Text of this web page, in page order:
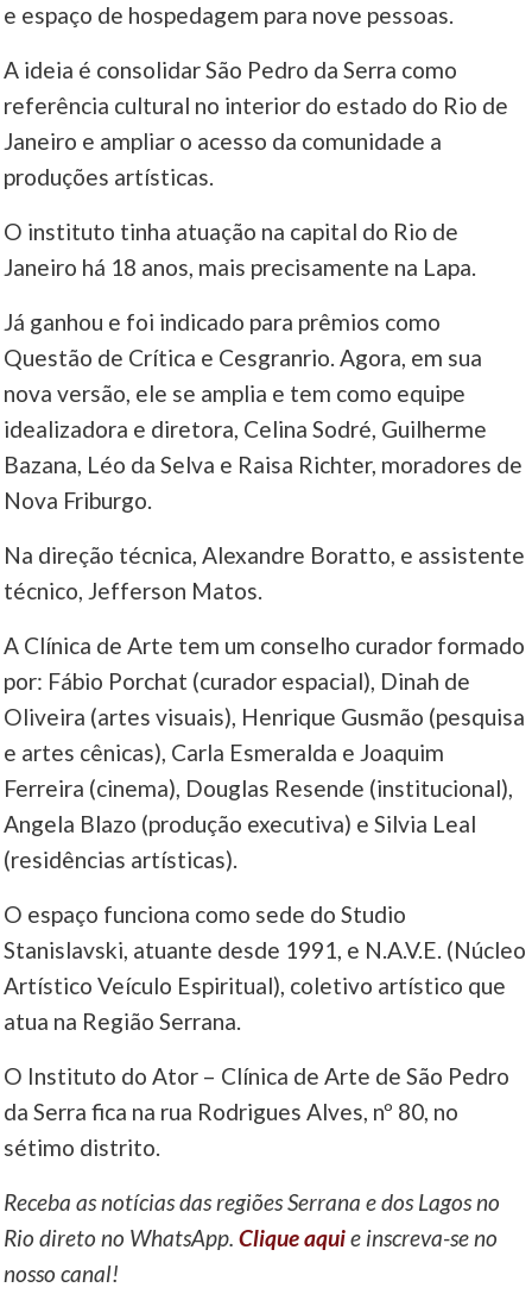
e espaço de hospedagem para nove pessoas.
A ideia é consolidar São Pedro da Serra como
referência cultural no interior do estado do Rio de
Janeiro e ampliar o acesso da comunidade a
produções artísticas.
O instituto tinha atuação na capital do Rio de
Janeiro há 18 anos, mais precisamente na Lapa.
Já ganhou e foi indicado para prêmios como
Questão de Crítica e Cesgranrio. Agora, em sua
nova versão, ele se amplia e tem como equipe
idealizadora e diretora, Celina Sodré, Guilherme
Bazana, Léo da Selva e Raisa Richter, moradores de
Nova Friburgo.
Na direção técnica, Alexandre Boratto, e assistente
técnico, Jefferson Matos.
A Clínica de Arte tem um conselho curador formado
por: Fábio Porchat (curador espacial), Dinah de
Oliveira (artes visuais), Henrique Gusmão (pesquisa
e artes cênicas), Carla Esmeralda e Joaquim
Ferreira (cinema), Douglas Resende (institucional),
Angela Blazo (produção executiva) e Silvia Leal
(residências artísticas).
O espaço funciona como sede do Studio
Stanislavski, atuante desde 1991, e N.A.V.E. (Núcleo
Artístico Veículo Espiritual), coletivo artístico que
atua na Região Serrana.
O Instituto do Ator – Clínica de Arte de São Pedro
da Serra fica na rua Rodrigues Alves, nº 80, no
sétimo distrito.
Receba as notícias das regiões Serrana e dos Lagos no
Rio direto no WhatsApp.Clique aquie inscreva-se no
nosso canal!